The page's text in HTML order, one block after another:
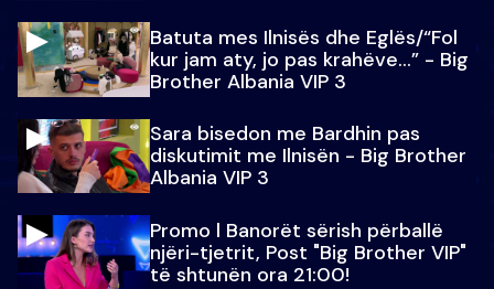
Batuta mes Ilnisës dhe Eglës/“Fol
kur jam aty, jo pas krahëve…” - Big
Brother Albania VIP 3
Sara bisedon me Bardhin pas
diskutimit me Ilnisën - Big Brother
Albania VIP 3
Promo l Banorët sërish përballë
njëri-tjetrit, Post "Big Brother VIP"
të shtunën ora 21:00!